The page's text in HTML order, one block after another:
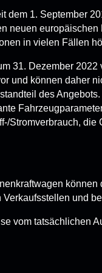
dem 1. September
neuen
in vielen Fällen
31. Dezember 2022
und können daher
des
Stromverbrauch, die
können
Verkaufsstellen und
vom tatsächlichen